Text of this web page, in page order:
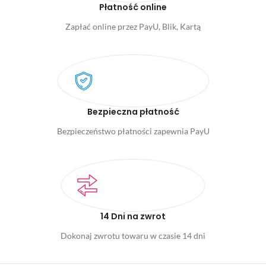
Płatność online
Zapłać online przez PayU, Blik, Kartą
Bezpieczna płatność
Bezpieczeństwo płatności zapewnia PayU
14 Dni na zwrot
Dokonaj zwrotu towaru w czasie 14 dni